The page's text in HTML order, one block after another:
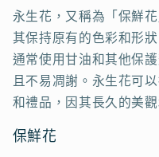
永生花，又稱為「保鮮
其保持原有的色彩和形
通常使用甘油和其他保
且不易凋謝。永生花可
和禮品，因其長久的美
保鮮花